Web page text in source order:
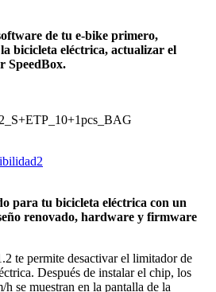
de tu e-bike primero,
bicicleta eléctrica, actualizar el
SpeedBox.
2
para tu bicicleta eléctrica con un
renovado, hardware y firmware
te permite desactivar el limitador de
Después de instalar el chip, los
h se muestran en la pantalla de la